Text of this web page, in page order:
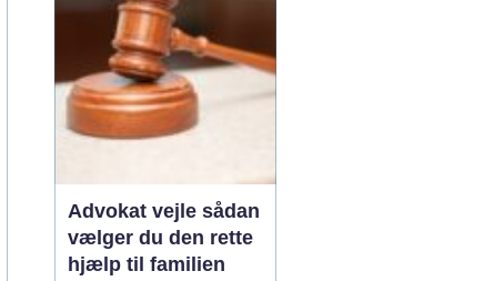
reageres rigtigt. Derfor
giver ...
Advokat vejle sådan
vælger du den rette
hjælp til familien